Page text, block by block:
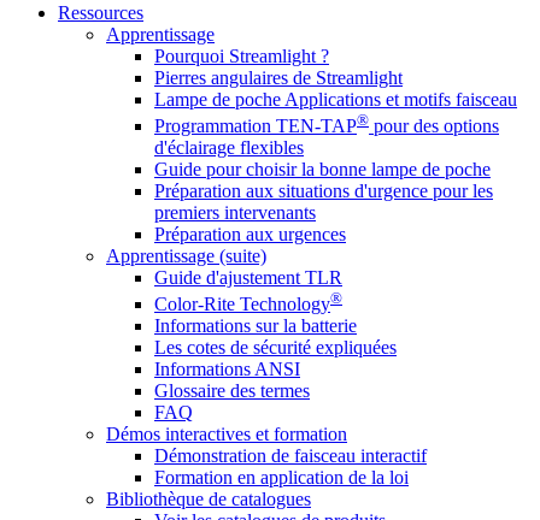
Ressources
Apprentissage
Pourquoi Streamlight ?
Pierres angulaires de Streamlight
Lampe de poche Applications et motifs faisceau
Programmation TEN-TAP® pour des options
d'éclairage flexibles
Guide pour choisir la bonne lampe de poche
Préparation aux situations d'urgence pour les
premiers intervenants
Préparation aux urgences
Apprentissage (suite)
Guide d'ajustement TLR
Color-Rite Technology®
Informations sur la batterie
Les cotes de sécurité expliquées
Informations ANSI
Glossaire des termes
FAQ
Démos interactives et formation
Démonstration de faisceau interactif
Formation en application de la loi
Bibliothèque de catalogues